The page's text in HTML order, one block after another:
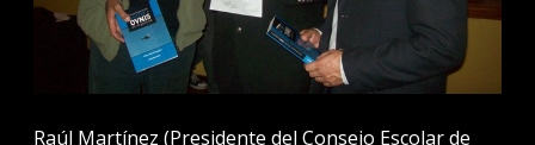
Raúl Martínez (Presidente del Consejo Escolar de